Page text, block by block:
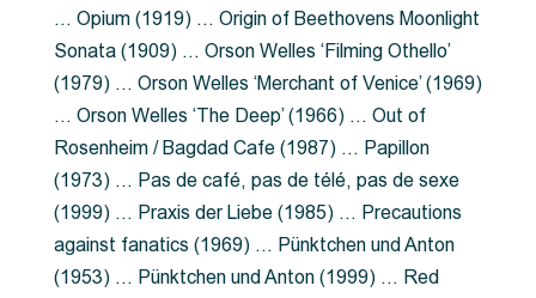
… Opium (1919) … Origin of Beethovens Moonlight
Sonata (1909) … Orson Welles ‘Filming Othello’
(1979) … Orson Welles ‘Merchant of Venice’ (1969)
… Orson Welles ‘The Deep’ (1966) … Out of
Rosenheim / Bagdad Cafe (1987) … Papillon
(1973) … Pas de café, pas de télé, pas de sexe
(1999) … Praxis der Liebe (1985) … Precautions
against fanatics (1969) … Pünktchen und Anton
(1953) … Pünktchen und Anton (1999) … Red